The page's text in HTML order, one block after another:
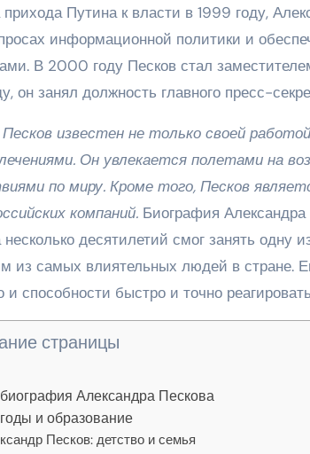
Путина к власти в 1999 году,
информационной политики и
В 2000 году Песков стал
он занял должность главного пресс-
известен не только своей
Он увлекается полетами на
по миру. Кроме того, Песков
компаний. Биография
несколько десятилетий смог занять
из самых влиятельных людей в стране.
и способности быстро и точно
страницы
Александра Пескова
и образование
Песков: детство и семья